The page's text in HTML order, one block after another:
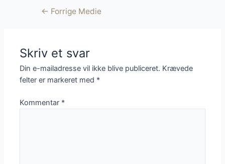
Indlægsnavigation
← Forrige Medie
Skriv et svar
Din e-mailadresse vil ikke blive publiceret. Krævede
felter er markeret med *
Kommentar *